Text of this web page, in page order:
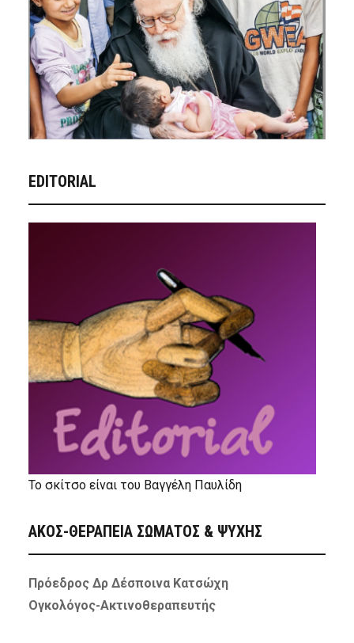
EDITORIAL
Το σκίτσο είναι του Βαγγέλη Παυλίδη
ΑΚΟΣ-ΘΕΡΑΠΕΙΑ ΣΩΜΑΤΟΣ & ΨΥΧΗΣ
Πρόεδρος Δρ Δέσποινα Κατσώχη
Ογκολόγος-Ακτινοθεραπευτής